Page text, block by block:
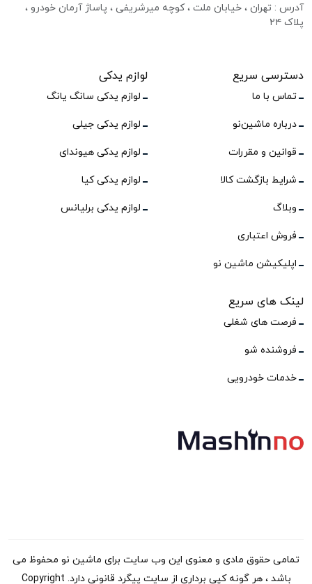
آدرس : تهران ، خیابان ملت ، کوچه میرشریفی ، پاساژ آرمان خودرو ،
پلاک ۲۴
دسترسی سریع
تماس با ما
درباره ماشین‌نو
قوانین و مقررات
شرایط بازگشت کالا
وبلاگ
فروش اعتباری
اپلیکیشن ماشین نو
لوازم یدکی
لوازم یدکی سانگ یانگ
لوازم یدکی جیلی
لوازم یدکی هیوندای
لوازم یدکی کیا
لوازم یدکی برلیانس
لینک های سریع
فرصت های شغلی
فروشنده شو
خدمات خودرویی
تمامی حقوق مادی و معنوی این وب سایت برای ماشین نو محفوظ می
باشد ، هر گونه کپی برداری از سایت پیگرد قانونی دارد. Copyright